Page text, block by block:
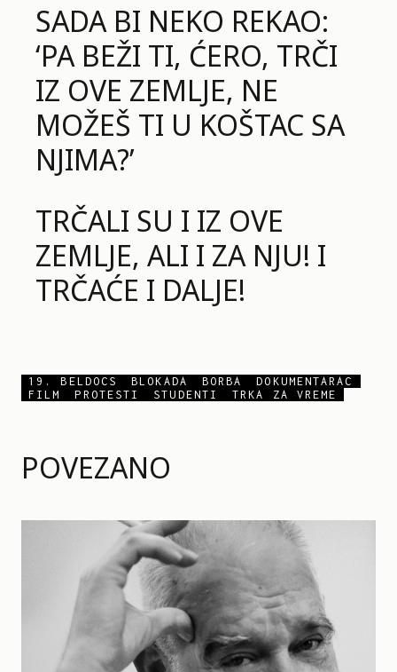
POVEZANO
SADA BI NEKO REKAO:
‘PA BEŽI TI, ĆERO, TRČI
IZ OVE ZEMLJE, NE
MOŽEŠ TI U KOŠTAC SA
NJIMA?’
TRČALI SU I IZ OVE
ZEMLJE, ALI I ZA NJU! I
TRČAĆE I DALJE!
19. BELDOCS BLOKADA BORBA
DOKUMENTARAC
FILM
PROTESTI STUDENTI TRKA ZA VREME